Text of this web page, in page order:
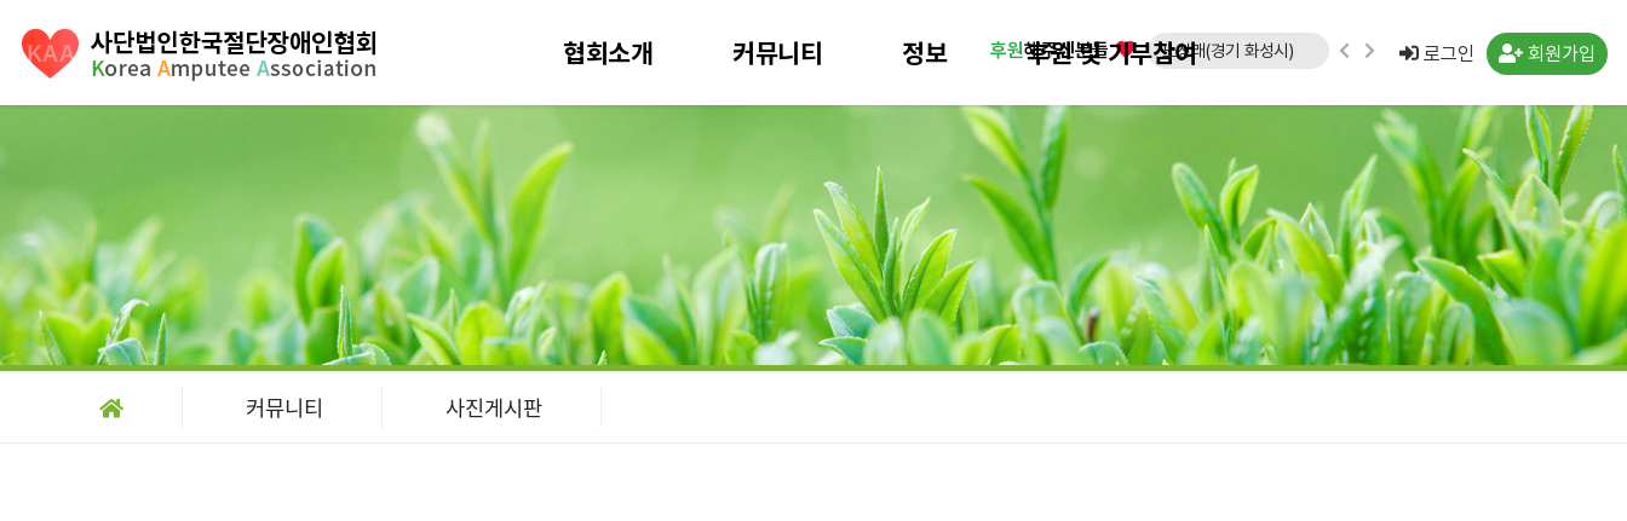
후원해주신분들
김수연(경기 수원시)
임종국(경기 화성시)
류민우(경남 양산시)
박경희
임형수(경남 김해시)
문승영(강원 속초시)
김도영(경북 포항시)
노창래(경기 화성시)
로그인 회원가입
협회소개 커뮤니티 정보 후원 및 기부참여
커뮤니티 사진게시판